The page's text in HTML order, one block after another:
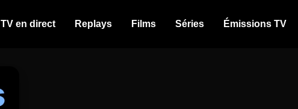
TV en direct Replays Films Séries Émissions TV